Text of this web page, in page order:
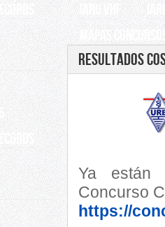
IARU VHF
Mapas
Resultados
Ya están
Concurso
https://